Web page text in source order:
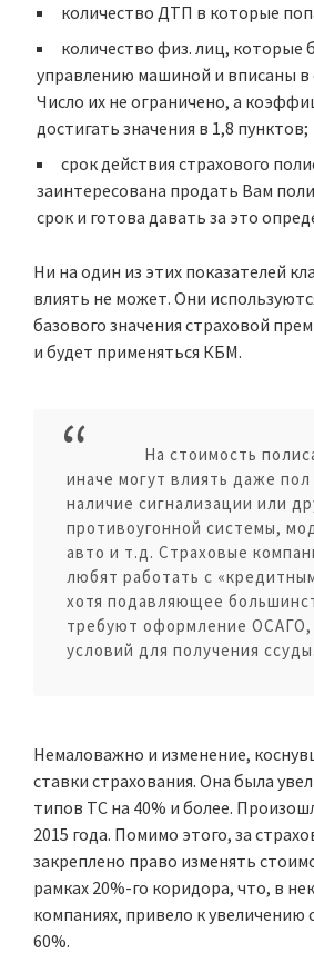
количество ДТП в которые
количество физ. лиц, которые
управлению машиной и вписаны в
Число их не ограничено, а
достигать значения в 1,8 пунктов;
срок действия страхового
заинтересована продать Вам
срок и готова давать за это
Ни на один из этих показателей
влиять не может. Они
базового значения страховой
и будет применяться КБМ.
На стоимость
иначе могут влиять даже
наличие сигнализации или
противоугонной системы,
авто и т.д. Страховые
любят работать с
хотя подавляющее
требуют оформление ОСАГО,
условий для получения ссуды.
Немаловажно и изменение,
ставки страхования. Она была
типов ТС на 40% и более.
2015 года. Помимо этого, за
закреплено право изменять
рамках 20%-го коридора, что, в
компаниях, привело к увеличению
60%.